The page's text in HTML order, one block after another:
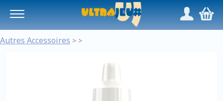
/,
Autres Accessoires > >